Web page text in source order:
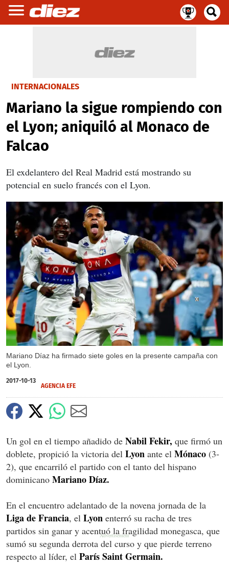
INTERNACIONALES
Mariano la sigue rompiendo con
el Lyon; aniquiló al Monaco de
Falcao
El exdelantero del Real Madrid está mostrando su
potencial en suelo francés con el Lyon.
Mariano Díaz ha firmado siete goles en la presente campaña con
el Lyon.
X
X
2017-10-13
AGENCIA EFE
Un gol en el tiempo añadido de Nabil Fekir, que firmó un
doblete, propició la victoria del Lyon ante el Mónaco (3-
2), que encarriló el partido con el tanto del hispano
dominicano Mariano Díaz.
En el encuentro adelantado de la novena jornada de la
Liga de Francia, el Lyon enterró su racha de tres
partidos sin ganar y acentuó la fragilidad monegasca, que
sumó su segunda derrota del curso y que pierde terreno
respecto al líder, el París Saint Germain.